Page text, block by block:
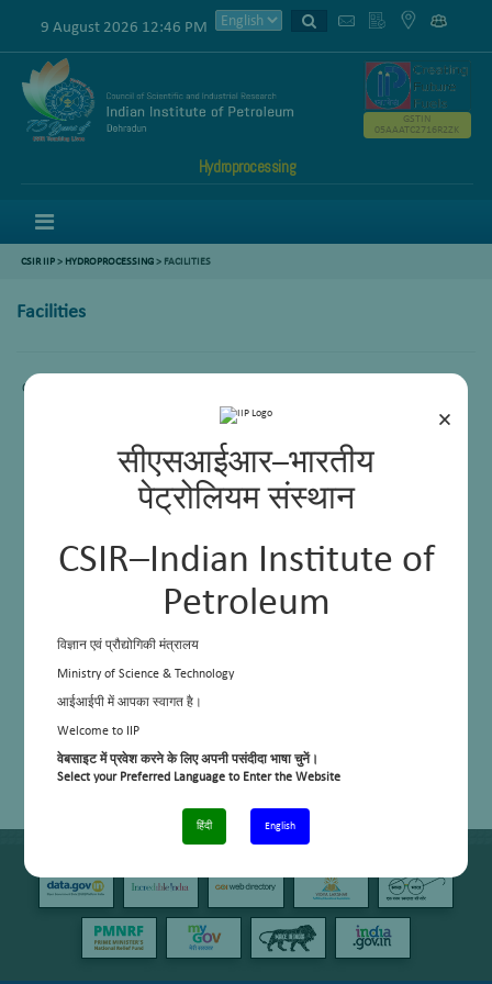
×
सीएसआईआर–भारतीय
पेट्रोलियम संस्थान
CSIR–Indian Institute of
Petroleum
विज्ञान एवं प्रौद्योगिकी मंत्रालय
Ministry of Science & Technology
आईआईपी में आपका स्वागत है।
Welcome to IIP
वेबसाइट में प्रवेश करने के लिए अपनी पसंदीदा भाषा चुनें।
Select your Preferred Language to Enter the Website
हिंदी English
9 August 2026 12:46 PM
Hydroprocessing
GSTIN
05AAATC2716R2ZK
CSIR IIP> HYDROPROCESSING> FACILITIES
Facilities
Content not available.